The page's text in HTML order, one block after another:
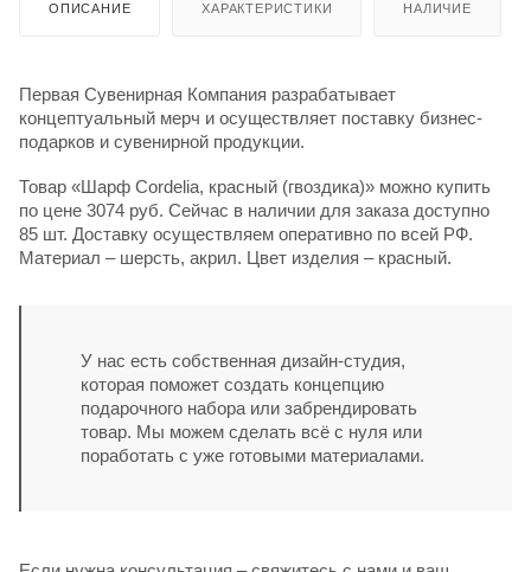
ОПИСАНИЕ ХАРАКТЕРИСТИКИ НАЛИЧИЕ
Первая Сувенирная Компания разрабатывает
концептуальный мерч и осуществляет поставку бизнес-
подарков и сувенирной продукции.
Товар «Шарф Cordelia, красный (гвоздика)» можно купить
по цене 3074 руб. Сейчас в наличии для заказа доступно
85 шт. Доставку осуществляем оперативно по всей РФ.
Материал – шерсть, акрил. Цвет изделия – красный.
У нас есть собственная дизайн-студия,
которая поможет создать концепцию
подарочного набора или забрендировать
товар. Мы можем сделать всё с нуля или
поработать с уже готовыми материалами.